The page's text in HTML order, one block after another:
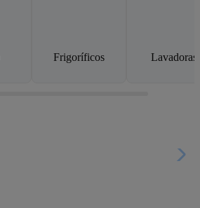
Frigoríficos Lavadoras